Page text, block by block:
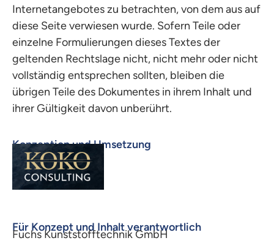
Internetangebotes zu betrachten, von dem aus auf
diese Seite verwiesen wurde. Sofern Teile oder
einzelne Formulierungen dieses Textes der
geltenden Rechtslage nicht, nicht mehr oder nicht
vollständig entsprechen sollten, bleiben die
übrigen Teile des Dokumentes in ihrem Inhalt und
ihrer Gültigkeit davon unberührt.
Konzeption und Umsetzung
Für Konzept und Inhalt verantwortlich
Fuchs Kunststofftechnik GmbH